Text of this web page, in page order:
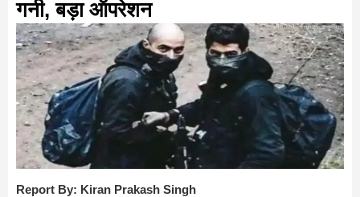
गनी, बड़ा ऑपरेशन
Report By: Kiran Prakash Singh